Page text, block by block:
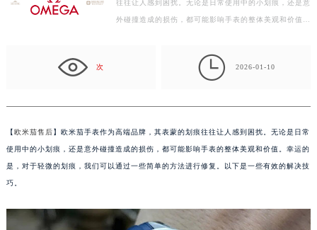
往往让人感到困扰。无论是日常使用中的小划痕，还是意
外碰撞造成的损伤，都可能影响手表的整体美观和价值…
次  2026-01-10
【欧米茄售后】欧米茄手表作为高端品牌，其表蒙的划痕往往让人感到困扰。无论是日常
使用中的小划痕，还是意外碰撞造成的损伤，都可能影响手表的整体美观和价值。幸运的
是，对于轻微的划痕，我们可以通过一些简单的方法进行修复。以下是一些有效的解决技
巧。